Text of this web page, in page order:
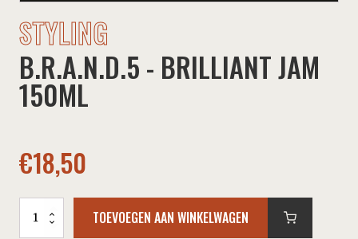
STYLING
B.R.A.N.D.5 - BRILLIANT JAM
150ML
€18,50
B.R.A.N.D.5
TOEVOEGEN AAN WINKELWAGEN